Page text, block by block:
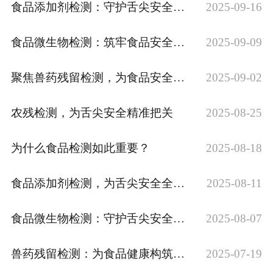
食品添加剂检测：守护舌尖安全的关键一环 2025-09-16
食品微生物检测：筑牢食品安全应用防线 2025-09-09
聚焦兽药残留检测，为食品安全保驾护航 2025-09-02
农残检测，为舌尖安全精准把关 2025-08-25
为什么食品检测如此重要？ 2025-08-18
食品添加剂检测，为舌尖安全全程护航 2025-08-11
食品微生物检测：守护舌尖安全的坚固屏障 2025-08-07
兽药残留检测：为食品健康构筑坚实屏障 2025-07-19